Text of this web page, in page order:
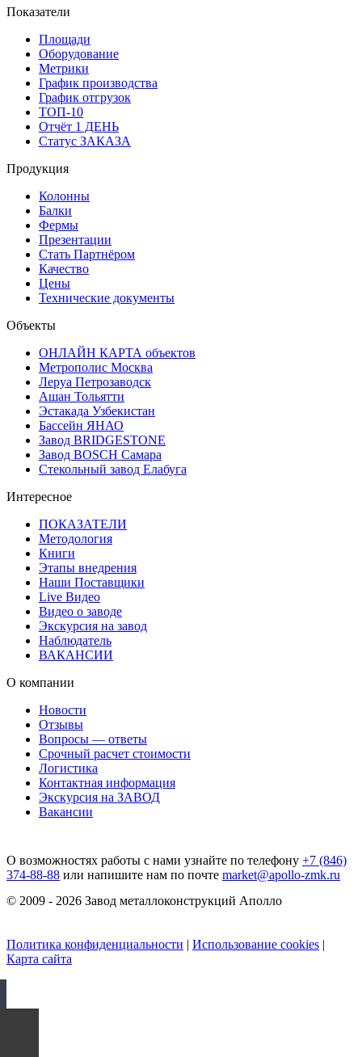
Показатели
Площади
Оборудование
Метрики
График производства
График отгрузок
ТОП-10
Отчёт 1 ДЕНЬ
Статус ЗАКАЗА
Продукция
Колонны
Балки
Фермы
Презентации
Стать Партнёром
Качество
Цены
Технические документы
Объекты
ОНЛАЙН КАРТА объектов
Метрополис Москва
Леруа Петрозаводск
Ашан Тольятти
Эстакада Узбекистан
Бассейн ЯНАО
Завод BRIDGESTONE
Завод BOSCH Самара
Стекольный завод Елабуга
Интересное
ПОКАЗАТЕЛИ
Методология
Книги
Этапы внедрения
Наши Поставщики
Live Видео
Видео о заводе
Экскурсия на завод
Наблюдатель
ВАКАНСИИ
О компании
Новости
Отзывы
Вопросы — ответы
Срочный расчет стоимости
Логистика
Контактная информация
Экскурсия на ЗАВОД
Вакансии
О возможностях работы с нами узнайте по телефону +7 (846)
374-88-88 или напишите нам по почте market@apollo-zmk.ru
© 2009 - 2026 Завод металлоконструкций Аполло
Политика конфиденциальности | Использование cookies |
Карта сайта